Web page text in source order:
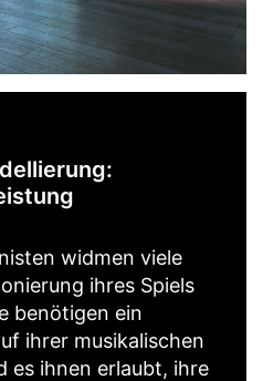
widmen viele
ihres Spiels
benötigen ein
ihrer musikalischen
es ihnen erlaubt, ihre